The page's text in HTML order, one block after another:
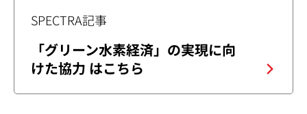
SPECTRA記事
「グリーン水素経済」の実現に向
けた協力 はこちら